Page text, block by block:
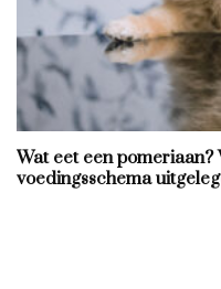
Wat eet een pomeriaan?
voedingsschema